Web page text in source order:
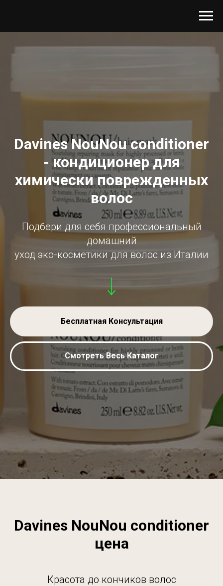
Davines NouNou conditioner
- кондиционер для
химически поврежденных
волос
Подбери для себя профессиональный
домашний
уход эко-косметики для волос из Италии
Бесплатная Консультация
Смотреть Весь Каталог
Davines NouNou conditioner
цена
Красота до кончиков волос